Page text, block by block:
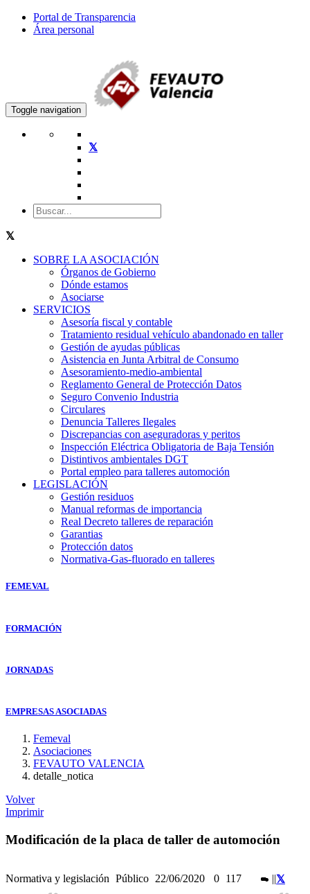
Portal de Transparencia
Área personal
Toggle navigation
SOBRE LA ASOCIACIÓN
Órganos de Gobierno
Dónde estamos
Asociarse
SERVICIOS
Asesoría fiscal y contable
Tratamiento residual vehículo abandonado en taller
Gestión de ayudas públicas
Asistencia en Junta Arbitral de Consumo
Asesoramiento-medio-ambiental
Reglamento General de Protección Datos
Seguro Convenio Industria
Circulares
Denuncia Talleres Ilegales
Discrepancias con aseguradoras y peritos
Inspección Eléctrica Obligatoria de Baja Tensión
Distintivos ambientales DGT
Portal empleo para talleres automoción
LEGISLACIÓN
Gestión residuos
Manual reformas de importancia
Real Decreto talleres de reparación
Garantias
Protección datos
Normativa-Gas-fluorado en talleres
FEMEVAL
FORMACIÓN
JORNADAS
EMPRESAS ASOCIADAS
Femeval
Asociaciones
FEVAUTO VALENCIA
detalle_notica
Volver
Imprimir
Modificación de la placa de taller de automoción
Normativa y legislación Público 22/06/2020 0 117